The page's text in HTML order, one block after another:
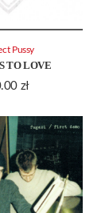
TO LOVE
zł
Pussy